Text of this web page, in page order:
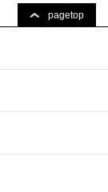
pagetop